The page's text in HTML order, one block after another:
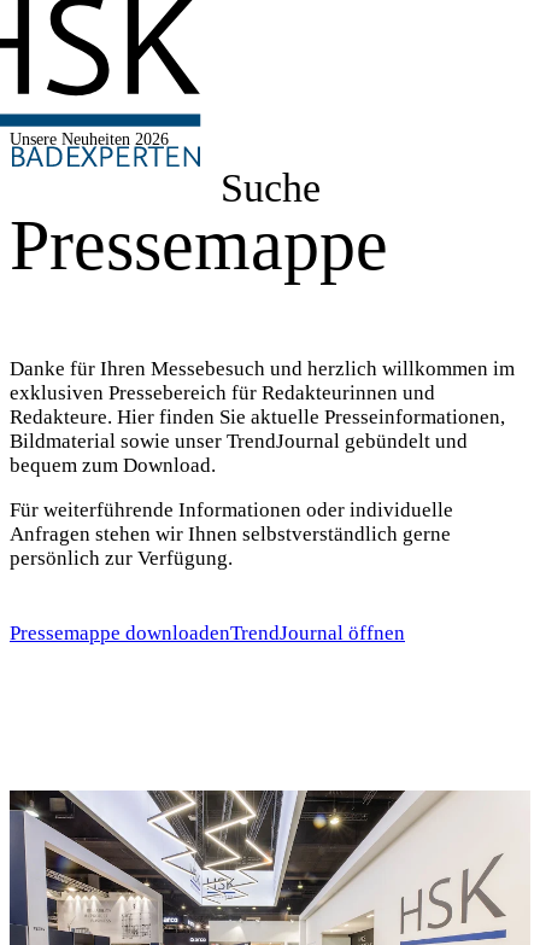
Suche
Unsere Neuheiten 2026
Pressemappe
Danke für Ihren Messebesuch und herzlich willkommen im
exklusiven Pressebereich für Redakteurinnen und
Redakteure. Hier finden Sie aktuelle Presseinformationen,
Bildmaterial sowie unser TrendJournal gebündelt und
bequem zum Download.
Für weiterführende Informationen oder individuelle
Anfragen stehen wir Ihnen selbstverständlich gerne
persönlich zur Verfügung.
Pressemappe downloadenTrendJournal öffnen